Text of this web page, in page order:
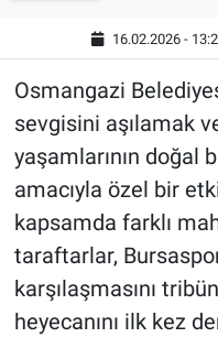
16.02.2026 -
Osmangazi
sevgisini aşılamak
yaşamlarının doğal
amacıyla özel bir
kapsamda farklı
taraftarlar,
karşılaşmasını
heyecanını ilk kez